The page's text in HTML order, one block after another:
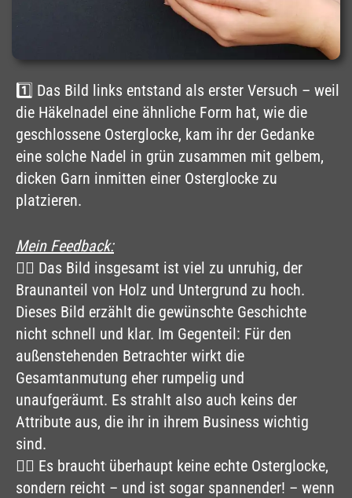
1️⃣ Das Bild links entstand als erster Versuch – weil
die Häkelnadel eine ähnliche Form hat, wie die
geschlossene Osterglocke, kam ihr der Gedanke
eine solche Nadel in grün zusammen mit gelbem,
dicken Garn inmitten einer Osterglocke zu
platzieren.
Mein Feedback:
👉🏻 Das Bild insgesamt ist viel zu unruhig, der
Braunanteil von Holz und Untergrund zu hoch.
Dieses Bild erzählt die gewünschte Geschichte
nicht schnell und klar. Im Gegenteil: Für den
außenstehenden Betrachter wirkt die
Gesamtanmutung eher rumpelig und
unaufgeräumt. Es strahlt also auch keins der
Attribute aus, die ihr in ihrem Business wichtig
sind.
👉🏻 Es braucht überhaupt keine echte Osterglocke,
sondern reicht – und ist sogar spannender! – wenn